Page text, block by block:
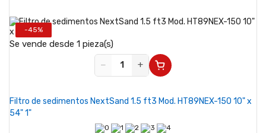
-45%
Se vende desde 1 pieza(s)
−
+
Filtro de sedimentos NextSand 1.5 ft3 Mod. HT89NEX-150 10" x
54" 1"